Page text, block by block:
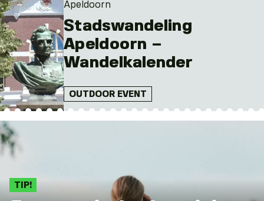
Apeldoorn
Stadswandeling
Apeldoorn –
Wandelkalender
OUTDOOR EVENT
TIP!